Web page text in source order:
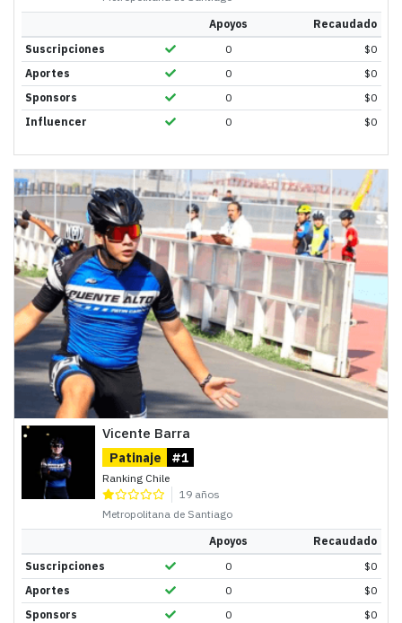
Apoyos
Recaudado
Suscripciones
0 $0
Aportes
0 $0
Sponsors
0 $0
Influencer
0 $0
Vicente Barra
Patinaje #1
Ranking Chile
19 años
Metropolitana de Santiago
Apoyos
Recaudado
Suscripciones
0 $0
Aportes
0 $0
Sponsors
0 $0